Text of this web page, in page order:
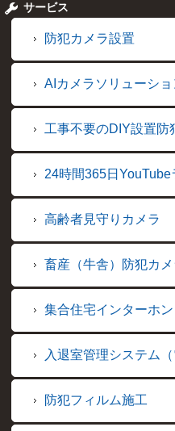
サービス
防犯カメラ設置
AIカメラソリューショ
工事不要のDIY設置防
24時間365日YouTube
高齢者見守りカメラ
畜産（牛舎）防犯カメ
集合住宅インターホ
入退室管理システム
防犯フィルム施工